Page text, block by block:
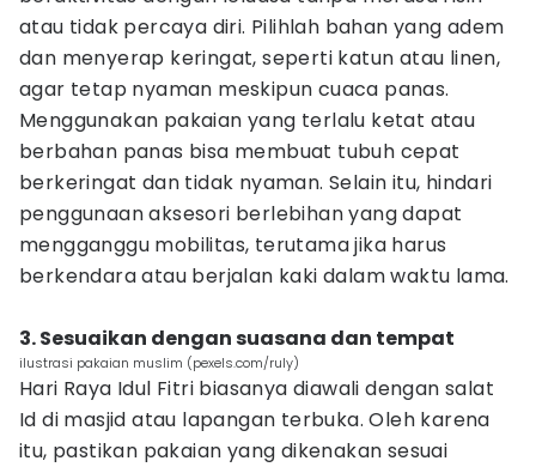
atau tidak percaya diri. Pilihlah bahan yang adem
dan menyerap keringat, seperti katun atau linen,
agar tetap nyaman meskipun cuaca panas.
Menggunakan pakaian yang terlalu ketat atau
berbahan panas bisa membuat tubuh cepat
berkeringat dan tidak nyaman. Selain itu, hindari
penggunaan aksesori berlebihan yang dapat
mengganggu mobilitas, terutama jika harus
berkendara atau berjalan kaki dalam waktu lama.
3. Sesuaikan dengan suasana dan tempat
ilustrasi pakaian muslim (pexels.com/ruly)
Hari Raya Idul Fitri biasanya diawali dengan salat
Id di masjid atau lapangan terbuka. Oleh karena
itu, pastikan pakaian yang dikenakan sesuai